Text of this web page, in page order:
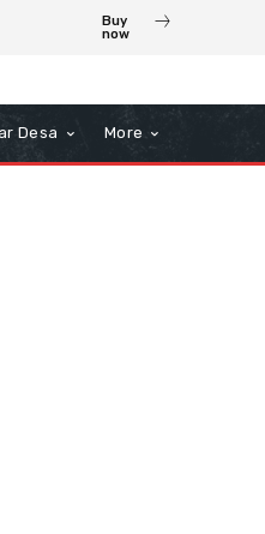
Buy
now
Desa More